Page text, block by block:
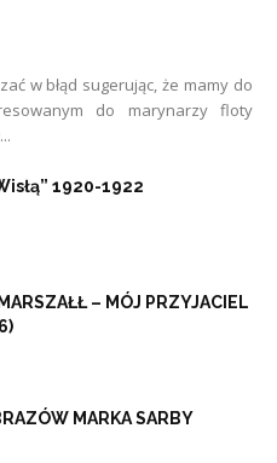
w błąd sugerując, że mamy do
do marynarzy floty
1920-1922
– MÓJ PRZYJACIEL
MARKA SARBY